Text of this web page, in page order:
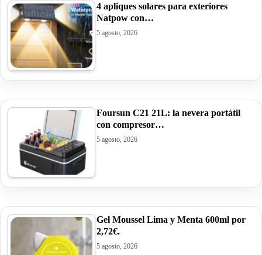
4 apliques solares para exteriores
Natpow con…
5 agosto, 2026
Foursun C21 21L: la nevera portátil
con compresor…
5 agosto, 2026
Gel Moussel Lima y Menta 600ml por
2,72€.
5 agosto, 2026